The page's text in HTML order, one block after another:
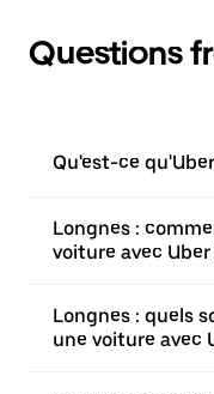
Questions
Qu'est-ce
Longnes :
voiture avec
Longnes : quels
une voiture avec